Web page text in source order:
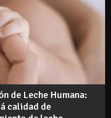
de Leche Humana:
calidad de